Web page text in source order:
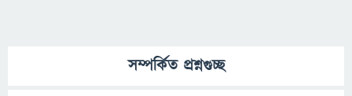
সম্পর্কিত প্রশ্নগুচ্ছ